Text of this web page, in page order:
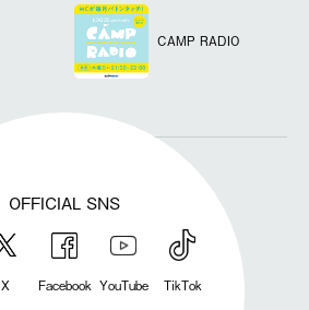
CAMP RADIO
OFFICIAL SNS
X Facebook YouTube TikTok